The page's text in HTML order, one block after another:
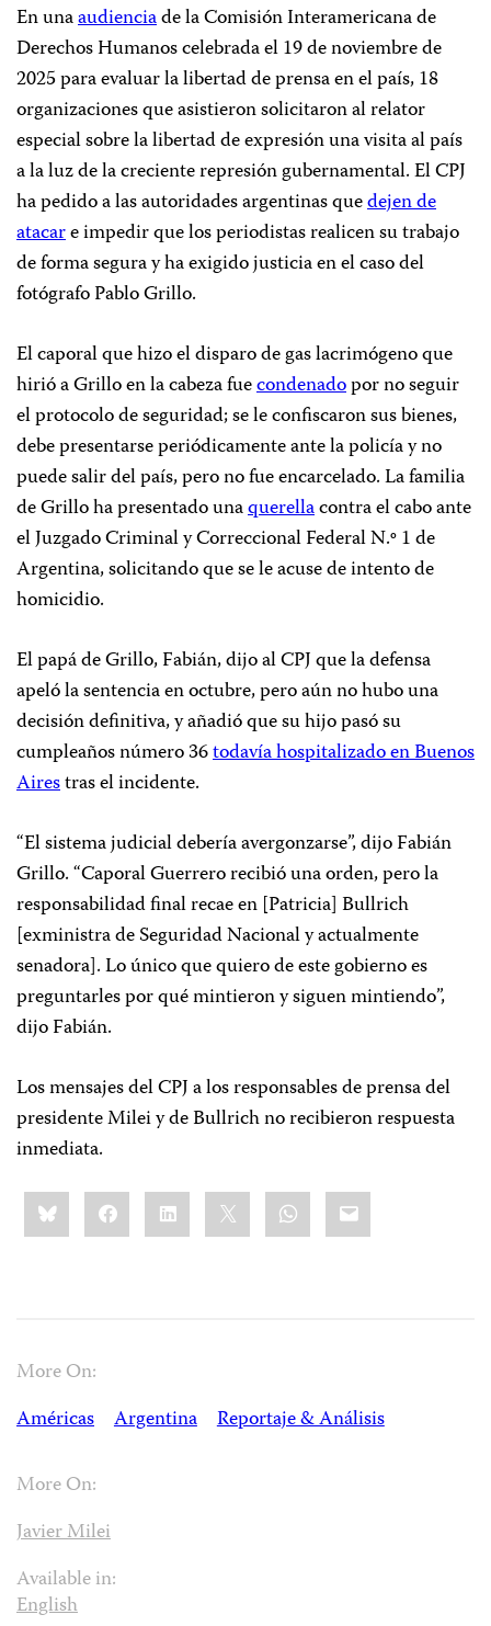
En unaaudienciade la Comisión Interamericana de
Derechos Humanos celebrada el 19 de noviembre de
2025 para evaluar la libertad de prensa en el país, 18
organizaciones que asistieron solicitaron al relator
especial sobre la libertad de expresión una visita al país
a la luz de la creciente represión gubernamental. El CPJ
ha pedido a las autoridades argentinas quedejen de
atacare impedir que los periodistas realicen su trabajo
de forma segura y ha exigido justicia en el caso del
fotógrafo Pablo Grillo.
El caporal que hizo el disparo de gas lacrimógeno que
hirió a Grillo en la cabeza fuecondenadopor no seguir
el protocolo de seguridad; se le confiscaron sus bienes,
debe presentarse periódicamente ante la policía y no
puede salir del país, pero no fue encarcelado. La familia
de Grillo ha presentado unaquerellacontra el cabo ante
el Juzgado Criminal y Correccional Federal N.º 1 de
Argentina, solicitando que se le acuse de intento de
homicidio.
El papá de Grillo, Fabián, dijo al CPJ que la defensa
apeló la sentencia en octubre, pero aún no hubo una
decisión definitiva, y añadió que su hijo pasó su
cumpleaños número 36todavía hospitalizado en Buenos
Airestras el incidente.
“El sistema judicial debería avergonzarse”, dijo Fabián
Grillo. “Caporal Guerrero recibió una orden, pero la
responsabilidad final recae en [Patricia] Bullrich
[exministra de Seguridad Nacional y actualmente
senadora]. Lo único que quiero de este gobierno es
preguntarles por qué mintieron y siguen mintiendo”,
dijo Fabián.
Los mensajes del CPJ a los responsables de prensa del
presidente Milei y de Bullrich no recibieron respuesta
inmediata.
Share
this:BlueskyFacebookLinkedIn WhatsApp
Email
More On:
Américas
Argentina Reportaje & Análisis
More On:
Javier Milei
Available in:
English